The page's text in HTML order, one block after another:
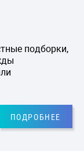
подборки,
ПОДРОБНЕЕ